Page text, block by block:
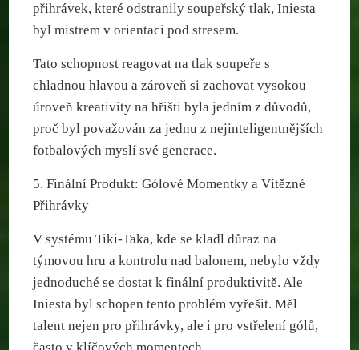
přihrávek, které odstranily soupeřský tlak, Iniesta
byl mistrem v orientaci pod stresem.
Tato schopnost reagovat na tlak soupeře s
chladnou hlavou a zároveň si zachovat vysokou
úroveň kreativity na hřišti byla jedním z důvodů,
proč byl považován za jednu z nejinteligentnějších
fotbalových myslí své generace.
5. Finální Produkt: Gólové Momentky a Vítězné
Přihrávky
V systému Tiki-Taka, kde se kladl důraz na
týmovou hru a kontrolu nad balonem, nebylo vždy
jednoduché se dostat k finální produktivitě. Ale
Iniesta byl schopen tento problém vyřešit. Měl
talent nejen pro přihrávky, ale i pro vstřelení gólů,